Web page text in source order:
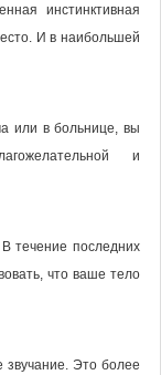
инстинктивная
И в наибольшей
или в больнице, вы
и
течение последних
что ваше тело
Это более